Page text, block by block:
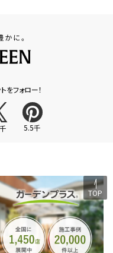
をフォロー！
5.5千
TOP